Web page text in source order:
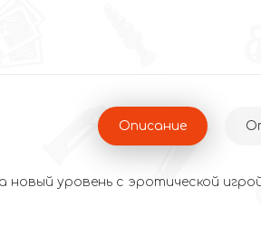
Описание
уровень с эротической